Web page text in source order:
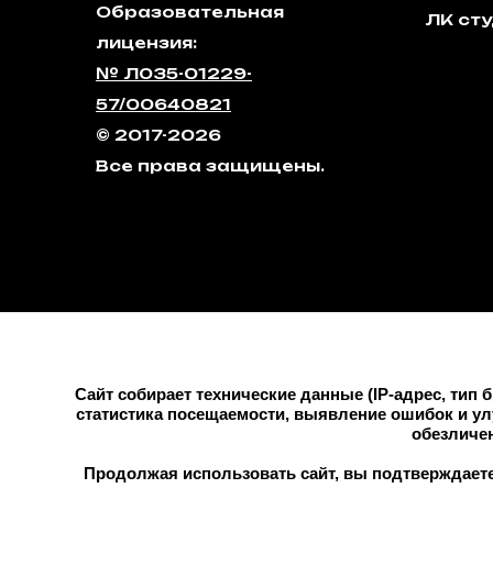
Сайт собирает технические данные (IP-адрес,
статистика посещаемости, выявление ошибок и
Продолжая использовать сайт, вы
Образовательная
лицензия:
№ Л035-01229-
57/00640821
© 2017-2026
Все права защищены.
ЛК